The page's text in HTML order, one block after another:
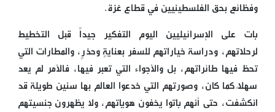
وفظائع بحق الفلسطينيين في قطاع غزة.
بات على الإسرائيليين اليوم التفكير جيداً قبل التخطيط
لرحلاتهم، ودراسة خياراتهم للسفر بعنايةٍ وحذرٍ، والمطارات التي
تحظ فيها طائراتهم، بل والأجواء التي تعبر فيها، فالأمر لم يعد
سهلاً كما كان، وصورتهم التي خدعوا العالم بها سنين طويلة قد
انكشفت، حتى أنهم باتوا يخفون هوياتهم، ولا يظهرون جنسيتهم